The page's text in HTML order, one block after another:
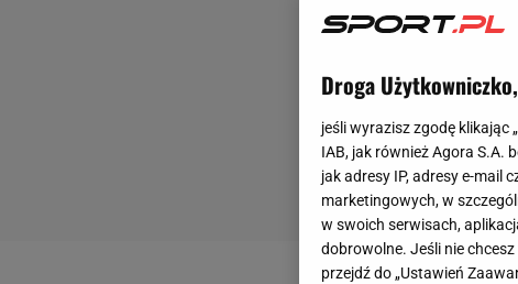
Droga
jeśli wyrazisz zgodę klikając
IAB, jak również Agora S.A.
jak adresy IP, adresy e-mail
marketingowych, w
w swoich serwisach,
dobrowolne. Jeśli nie
przejdź do „Ustawień